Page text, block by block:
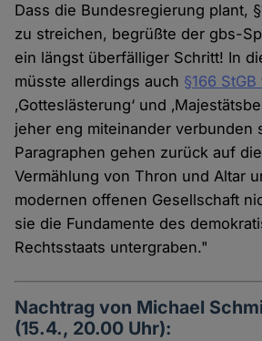
Dass die Bundesregierung plant,
zu streichen, begrüßte der gbs-
ein längst überfälliger Schritt! In
müsste allerdings auch §166
‚Gotteslästerung‘ und
jeher eng miteinander verbunden
Paragraphen gehen zurück auf
Vermählung von Thron und Altar
modernen offenen Gesellschaft
sie die Fundamente des
Rechtsstaats untergraben."
Nachtrag von Michael
(15.4., 20.00 Uhr):